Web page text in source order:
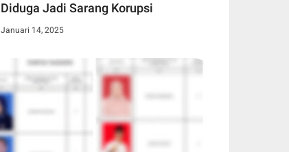
Diduga Jadi Sarang Korupsi
Januari 14, 2025